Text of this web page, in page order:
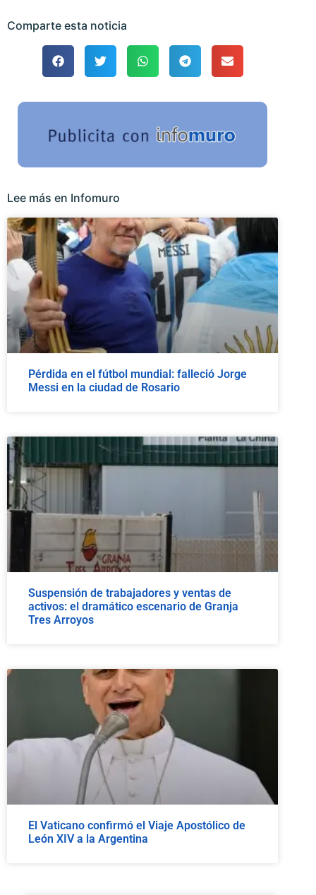
Comparte esta noticia
Lee más en Infomuro
Pérdida en el fútbol mundial: falleció Jorge
Messi en la ciudad de Rosario
Suspensión de trabajadores y ventas de
activos: el dramático escenario de Granja
Tres Arroyos
El Vaticano confirmó el Viaje Apostólico de
León XIV a la Argentina